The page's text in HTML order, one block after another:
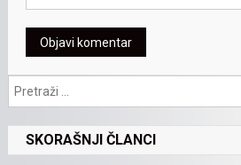
SKORAŠNJI ČLANCI